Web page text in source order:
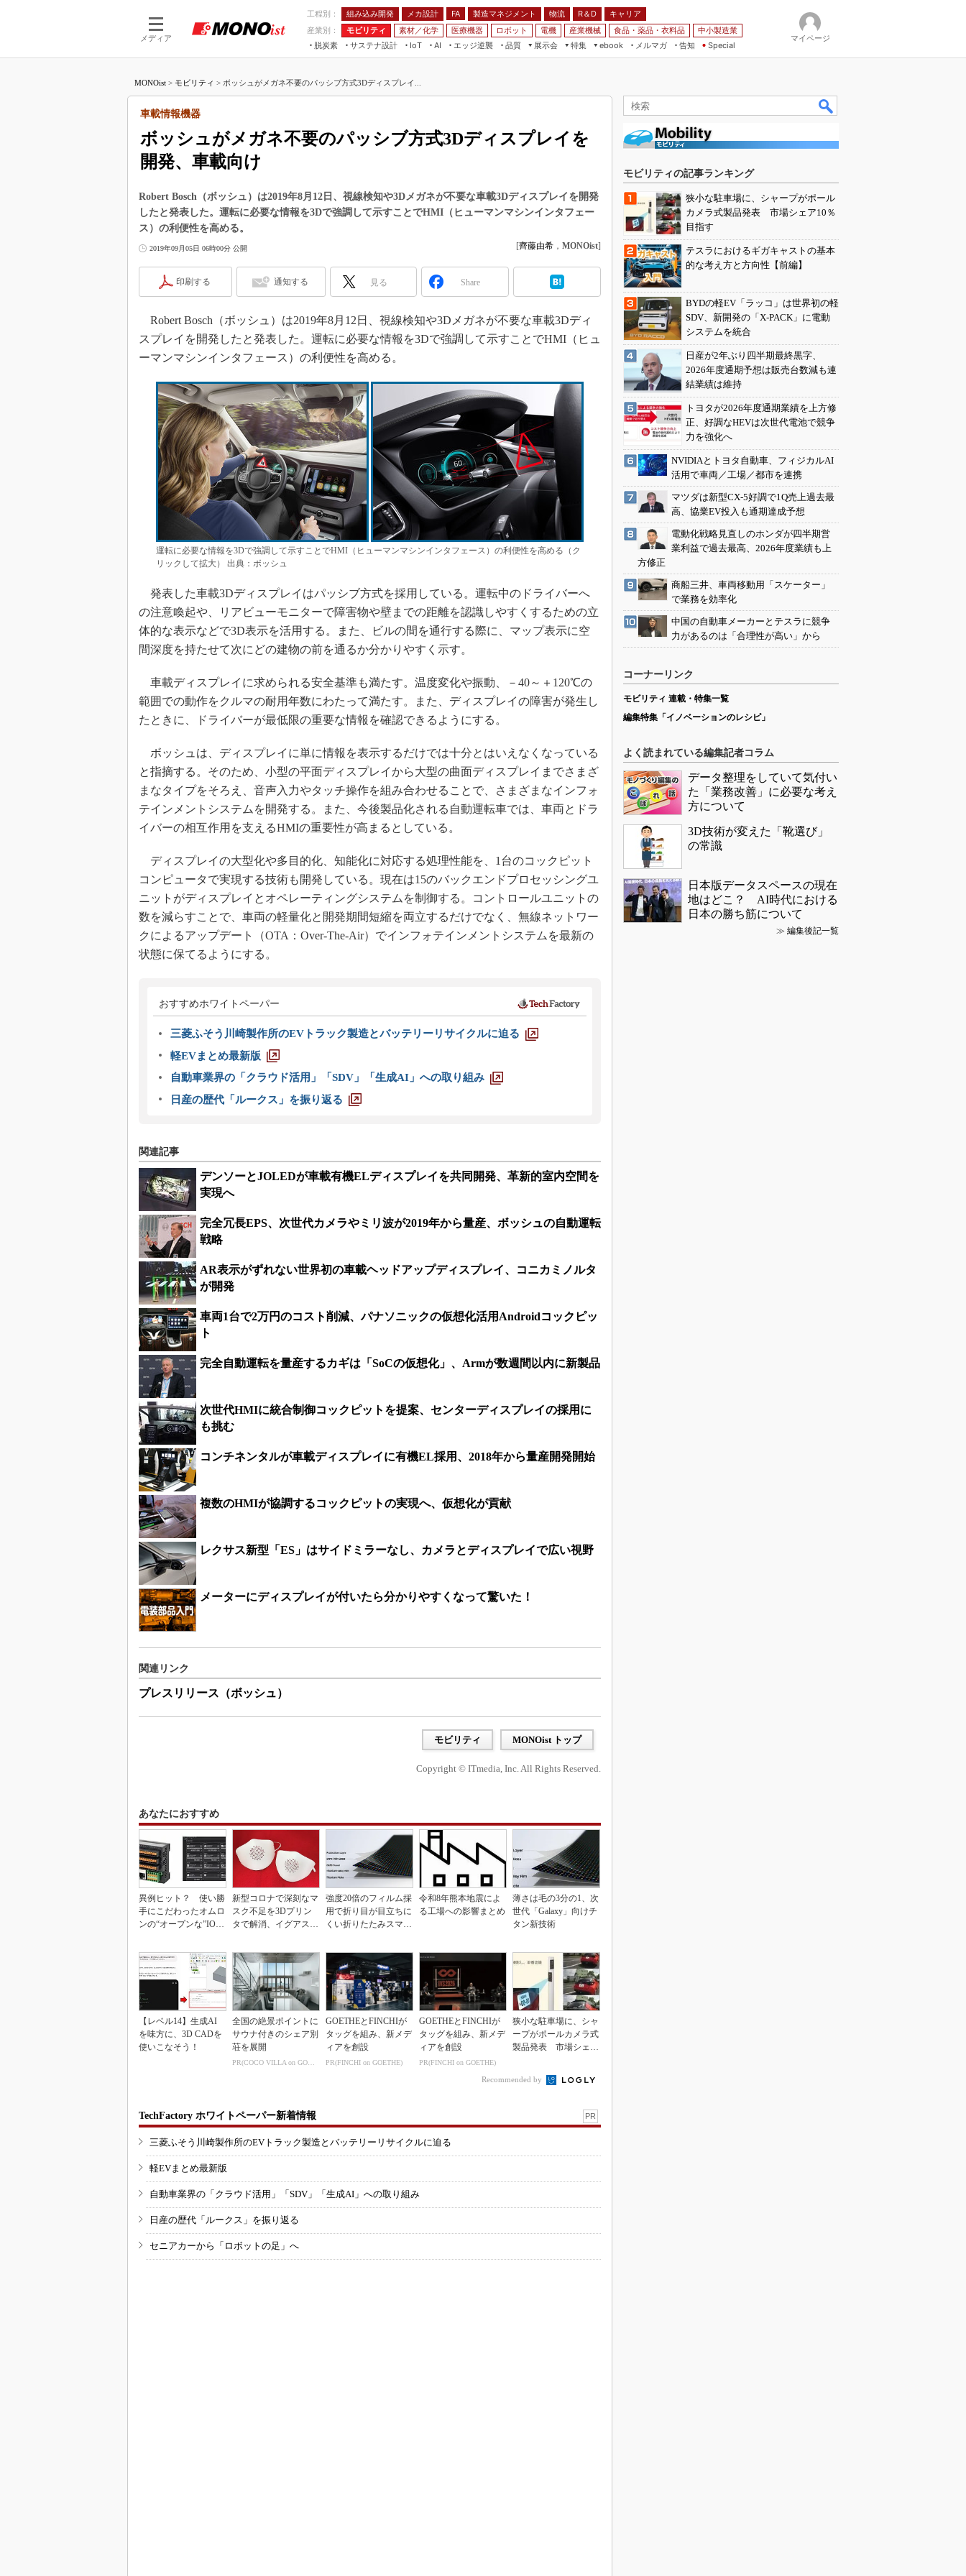
メディア
工程別： 組み込み開発 メカ設計 FA 製造マネジメント 物流 R＆D
キャリア
産業別：
モビリティ 素材／化学 医療機器 ロボット 電機 産業機械 食品・薬品・衣料品
中小製造業
脱炭素
サステナ設計
IoT
つながる工場
AI
AI×設備保全
エッジ逆襲 品質
展示会
JIMTOF
IIFES
TECHNO-FRONTIER
EdgeTech+
日本ものづくりワールド
AUTOMOTIVE WORLD
産業オープンネット展
特集
VR／AR
組み込み画像技術
組み込みモデリング
ISO26262
3Dプリンタ
インダストリー4.0
イノベーション
製造業ビッグデータ
メイドインジャパン
植物工場
知財マネジメント
海外生産
グローバル設計・開発
新型コロナへの対応
ebook
メルマガ
告知 Special
マイページ
MONOist > モビリティ > ボッシュがメガネ不要のパッシブ方式3Dディスプレイ...
ボッシュがメガネ不要のパッシブ方式3Dディスプレイを
開発、車載向け
車載情報機器
Robert Bosch（ボッシュ）は2019年8月12日、視線検知や3Dメガネが不要な車載3Dディスプレイを開発
したと発表した。運転に必要な情報を3Dで強調して示すことでHMI（ヒューマンマシンインタフェー
ス）の利便性を高める。
2019年09月05日 06時00分 公開 [齊藤由希 ， MONOist]
印刷する 通知する 見る Share
Robert Bosch（ボッシュ）は2019年8月12日、視線検知や3Dメガネが不要な車載3Dディ
スプレイを開発したと発表した。運転に必要な情報を3Dで強調して示すことでHMI（ヒュ
ーマンマシンインタフェース）の利便性を高める。
運転に必要な情報を3Dで強調して示すことでHMI（ヒューマンマシンインタフェース）の利便性を高める（ク
リックして拡大） 出典：ボッシュ
発表した車載3Dディスプレイはパッシブ方式を採用している。運転中のドライバーへ
の注意喚起や、リアビューモニターで障害物や壁までの距離を認識しやすくするための立
体的な表示などで3D表示を活用する。また、ビルの間を通行する際に、マップ表示に空
間深度を持たせて次にどの建物の前を通るか分かりやすく示す。
車載ディスプレイに求められる安全基準も満たす。温度変化や振動、－40～＋120℃の
範囲での動作をクルマの耐用年数にわたって満たす。また、ディスプレイの障害が発生し
たときに、ドライバーが最低限の重要な情報を確認できるようにする。
ボッシュは、ディスプレイに単に情報を表示するだけでは十分とはいえなくなっている
と指摘する。そのため、小型の平面ディスプレイから大型の曲面ディスプレイまでさまざ
まなタイプをそろえ、音声入力やタッチ操作を組み合わせることで、さまざまなインフォ
テインメントシステムを開発する。また、今後製品化される自動運転車では、車両とドラ
イバーの相互作用を支えるHMIの重要性が高まるとしている。
ディスプレイの大型化や多目的化、知能化に対応する処理性能を、1台のコックピット
コンピュータで実現する技術も開発している。現在は15のバックエンドプロセッシングユ
ニットがディスプレイとオペレーティングシステムを制御する。コントロールユニットの
数を減らすことで、車両の軽量化と開発期間短縮を両立するだけでなく、無線ネットワー
クによるアップデート（OTA：Over-The-Air）でインフォテインメントシステムを最新の
状態に保てるようにする。
おすすめホワイトペーパー
三菱ふそう川崎製作所のEVトラック製造とバッテリーリサイクルに迫る
軽EVまとめ最新版
自動車業界の「クラウド活用」「SDV」「生成AI」への取り組み
日産の歴代「ルークス」を振り返る
関連記事
デンソーとJOLEDが車載有機ELディスプレイを共同開発、革新的室内空間を
実現へ
完全冗長EPS、次世代カメラやミリ波が2019年から量産、ボッシュの自動運転
戦略
AR表示がずれない世界初の車載ヘッドアップディスプレイ、コニカミノルタ
が開発
車両1台で2万円のコスト削減、パナソニックの仮想化活用Androidコックピッ
ト
完全自動運転を量産するカギは「SoCの仮想化」、Armが数週間以内に新製品
次世代HMIに統合制御コックピットを提案、センターディスプレイの採用に
も挑む
コンチネンタルが車載ディスプレイに有機EL採用、2018年から量産開発開始
複数のHMIが協調するコックピットの実現へ、仮想化が貢献
レクサス新型「ES」はサイドミラーなし、カメラとディスプレイで広い視野
メーターにディスプレイが付いたら分かりやすくなって驚いた！
関連リンク
プレスリリース（ボッシュ）
モビリティ MONOist トップ
Copyright © ITmedia, Inc. All Rights Reserved.
あなたにおすすめ
異例ヒット？ 使い勝
手にこだわったオムロ
ンの“オープンな”IO-L
新型コロナで深刻なマ
スク不足を3Dプリン
タで解消、イグアスが
強度20倍のフィルム採
用で折り目が目立ちに
くい折りたたみスマホ
令和8年熊本地震によ
る工場への影響まとめ
薄さは毛の3分の1、次
世代「Galaxy」向けチ
タン新技術
【レベル14】生成AI
を味方に、3D CADを
使いこなそう！
全国の絶景ポイントに
サウナ付きのシェア別
荘を展開
PR(COCO VILLA on GOETHE)
GOETHEとFINCHIが
タッグを組み、新メデ
ィアを創設
PR(FINCHI on GOETHE)
GOETHEとFINCHIが
タッグを組み、新メデ
ィアを創設
PR(FINCHI on GOETHE)
狭小な駐車場に、シャ
ープがポールカメラ式
製品発表 市場シェア
Recommended by
TechFactory ホワイトペーパー新着情報 PR
三菱ふそう川崎製作所のEVトラック製造とバッテリーリサイクルに迫る
軽EVまとめ最新版
自動車業界の「クラウド活用」「SDV」「生成AI」への取り組み
日産の歴代「ルークス」を振り返る
セニアカーから「ロボットの足」へ
モビリティの記事ランキング
狭小な駐車場に、シャープがポール
カメラ式製品発表 市場シェア10％
目指す
テスラにおけるギガキャストの基本
的な考え方と方向性【前編】
BYDの軽EV「ラッコ」は世界初の軽
SDV、新開発の「X-PACK」に電動
システムを統合
日産が2年ぶり四半期最終黒字、
2026年度通期予想は販売台数減も連
結業績は維持
トヨタが2026年度通期業績を上方修
正、好調なHEVは次世代電池で競争
力を強化へ
NVIDIAとトヨタ自動車、フィジカルAI
活用で車両／工場／都市を連携
マツダは新型CX-5好調で1Q売上過去最
高、協業EV投入も通期達成予想
電動化戦略見直しのホンダが四半期営
業利益で過去最高、2026年度業績も上
方修正
商船三井、車両移動用「スケーター」
で業務を効率化
中国の自動車メーカーとテスラに競争
力があるのは「合理性が高い」から
コーナーリンク
モビリティ 連載・特集一覧
編集特集「イノベーションのレシピ」
よく読まれている編集記者コラム
データ整理をしていて気付い
た「業務改善」に必要な考え
方について
3D技術が変えた「靴選び」
の常識
日本版データスペースの現在
地はどこ？ AI時代における
日本の勝ち筋について
≫ 編集後記一覧